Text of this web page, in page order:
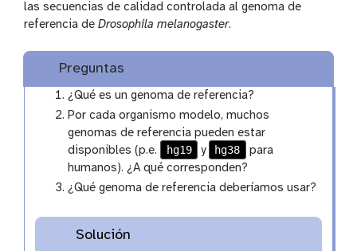
las secuencias de calidad controlada al genoma de
referencia de Drosophila melanogaster.
Preguntas
¿Qué es un genoma de referencia?
Por cada organismo modelo, muchos
genomas de referencia pueden estar
disponibles (p.e.
hg19 y hg38
para
humanos). ¿A qué corresponden?
¿Qué genoma de referencia deberíamos usar?
Solución